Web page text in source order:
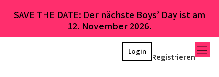
SAVE THE DATE: Der nächste Boys’ Day ist am
12. November 2026.
Registrieren
Login